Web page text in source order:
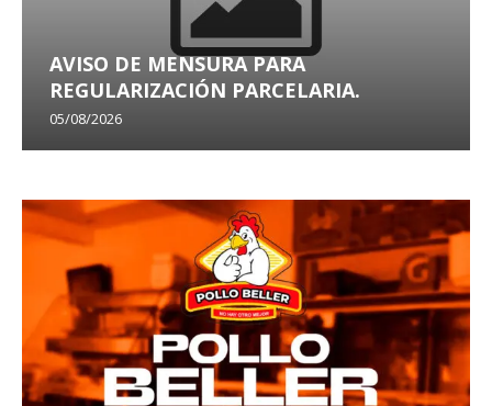
AVISO DE MENSURA PARA
REGULARIZACIÓN PARCELARIA.
05/08/2026